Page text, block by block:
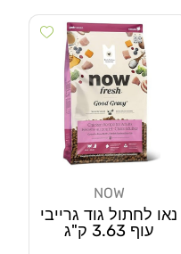
wishlist
NOW
נאו לחתול גוד גרייבי
עוף 3.63 ק"ג